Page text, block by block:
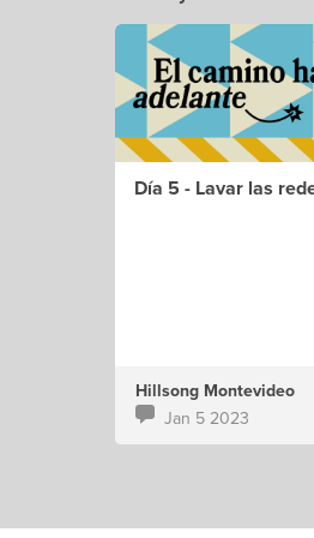
Día 5 - Lavar las
Hillsong Montevideo
Jan 5 2023